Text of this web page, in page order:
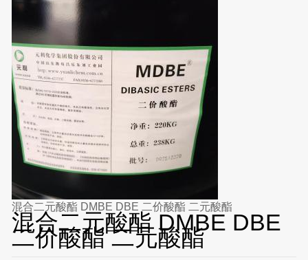
混合二元酸酯 DMBE DBE 二价酸酯 二元酸酯
混合二元酸酯 DMBE DBE
二价酸酯 二元酸酯